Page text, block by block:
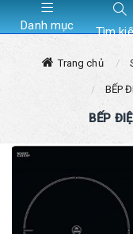
Danh mục Tìm
Trang chủ
BẾP
BẾP